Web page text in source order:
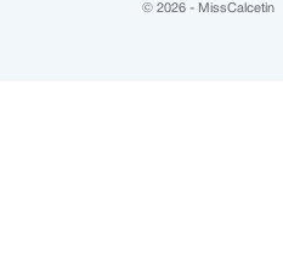
© 2026 - MissCalcetin